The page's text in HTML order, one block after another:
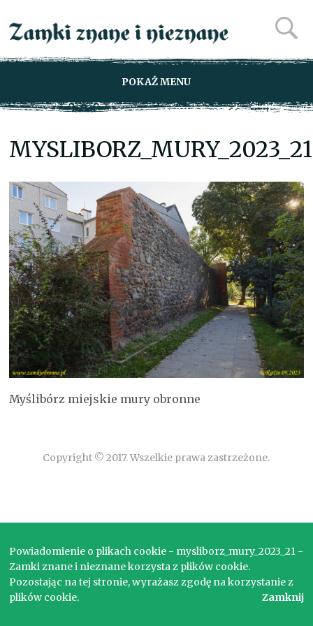
POKAŻ MENU
MYSLIBORZ_MURY_2023_21
Myślibórz miejskie mury obronne
Copyright © 2017. Wszelkie prawa zastrzeżone.
Powiadomienie o plikach cookie - mysliborz_mury_2023_21 -
Zamki znane i nieznane korzysta z plików cookie.
Pozostając na tej stronie, wyrażasz zgodę na korzystanie z
plików cookie.
Zamknij